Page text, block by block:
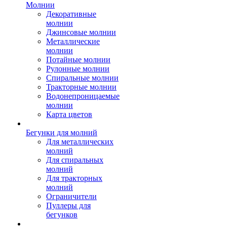
Молнии
Декоративные
молнии
Джинсовые молнии
Металлические
молнии
Потайные молнии
Рулонные молнии
Спиральные молнии
Тракторные молнии
Водонепроницаемые
молнии
Карта цветов
Бегунки для молний
Для металлических
молний
Для спиральных
молний
Для тракторных
молний
Ограничители
Пуллеры для
бегунков